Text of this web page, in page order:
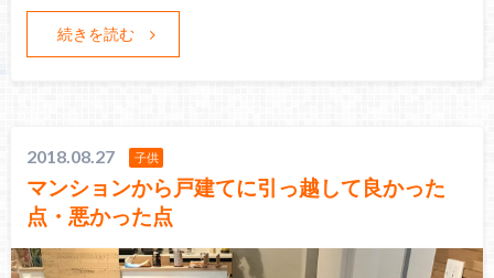
続きを読む
2018.08.27 子供
マンションから戸建てに引っ越して良かった
点・悪かった点